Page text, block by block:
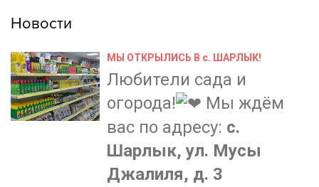
Новости
МЫ ОТКРЫЛИСЬ В с. ШАРЛЫК!
Любители сада и
огорода!
Мы ждём
вас по адресу: с.
Шарлык, ул. Мусы
Джалиля, д. 3